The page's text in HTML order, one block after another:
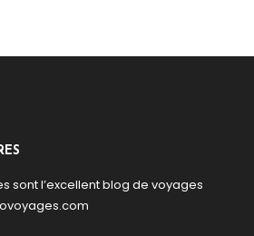
sont l’excellent blog de voyages